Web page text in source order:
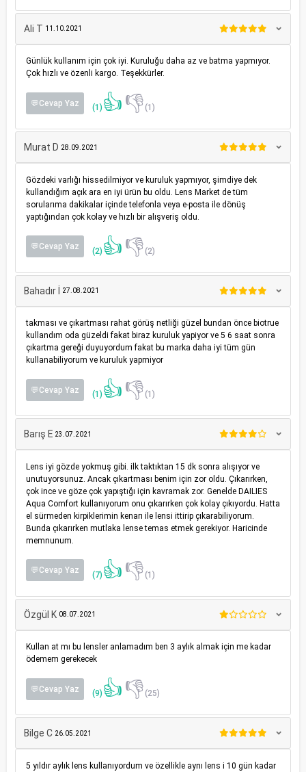
Ali T 11.10.2021
Günlük kullanım için çok iyi. Kuruluğu daha az ve batma yapmıyor.
Çok hızlı ve özenli kargo. Teşekkürler.
💬Cevap Yaz (1) 👍👎(1)
Murat D 28.09.2021
Gözdeki varlığı hissedilmiyor ve kuruluk yapmıyor, şimdiye dek
kullandığım açık ara en iyi ürün bu oldu. Lens Market de tüm
sorularıma dakikalar içinde telefonla veya e-posta ile dönüş
yaptığından çok kolay ve hızlı bir alışveriş oldu.
💬Cevap Yaz (2) 👍👎(2)
Bahadır İ 27.08.2021
takması ve çıkartması rahat görüş netliği güzel bundan önce biotrue
kullandım oda güzeldi fakat biraz kuruluk yapiyor ve 5 6 saat sonra
çıkartma gereği duyuyordum fakat bu marka daha iyi tüm gün
kullanabiliyorum ve kuruluk yapmiyor
💬Cevap Yaz (1) 👍👎(1)
Barış E 23.07.2021
Lens iyi gözde yokmuş gibi. ilk taktıktan 15 dk sonra alışıyor ve
unutuyorsunuz. Ancak çıkartması benim için zor oldu. Çıkarırken,
çok ince ve göze çok yapıştığı için kavramak zor. Genelde DAILIES
Aqua Comfort kullanıyorum onu çıkarırken çok kolay çıkıyordu. Hatta
el sürmeden kirpiklerimin kenarı ile lensi ittirip çıkarabiliyorum.
Bunda çıkarırken mutlaka lense temas etmek gerekiyor. Haricinde
memnunum.
💬Cevap Yaz (7) 👍👎(1)
Özgül K 08.07.2021
Kullan at mı bu lensler anlamadım ben 3 aylık almak için me kadar
ödemem gerekecek
💬Cevap Yaz (9) 👍👎(25)
Bilge C 26.05.2021
5 yıldır aylık lens kullanıyordum ve özellikle aynı lens i 10 gün kadar